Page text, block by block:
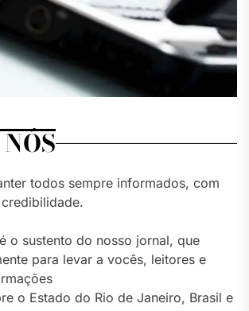
todos sempre informados, com
o sustento do nosso jornal, que
para levar a vocês, leitores e
o Estado do Rio de Janeiro, Brasil e